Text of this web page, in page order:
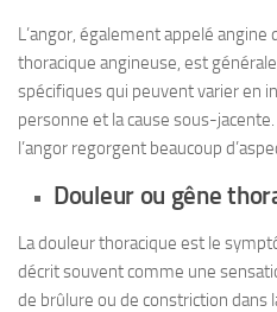
L’angor, également appelé
thoracique angineuse, est
spécifiques qui peuvent varier en
personne et la cause sous-
l’angor regorgent beaucoup
Douleur ou gêne
La douleur thoracique est le
décrit souvent comme une
de brûlure ou de constriction dans